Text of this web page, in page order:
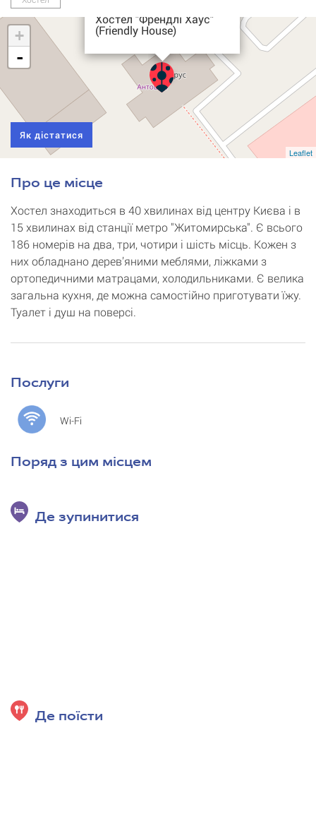
Хостел "Френдлі Хаус"
(Friendly House)
+
-
Leaflet
Як дістатися
Про це місце
Хостел знаходиться в 40 хвилинах від центру Києва і в
15 хвилинах від станції метро "Житомирська". Є всього
186 номерів на два, три, чотири і шість місць. Кожен з
них обладнано дерев’яними меблями, ліжками з
ортопедичними матрацами, холодильниками. Є велика
загальна кухня, де можна самостійно приготувати їжу.
Туалет і душ на поверсі.
Послуги
Wi-Fi
Поряд з цим місцем
Де зупинитися
Де поїсти